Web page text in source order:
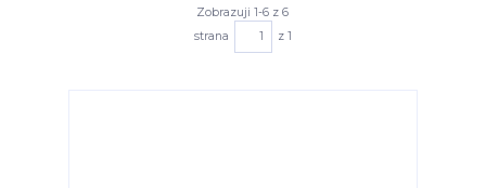
Zobrazuji 1-6 z 6
strana
z 1